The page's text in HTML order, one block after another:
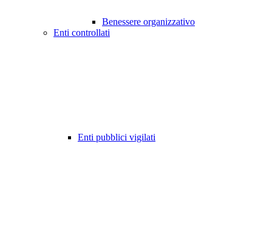
Benessere organizzativo
Enti controllati
Enti pubblici vigilati